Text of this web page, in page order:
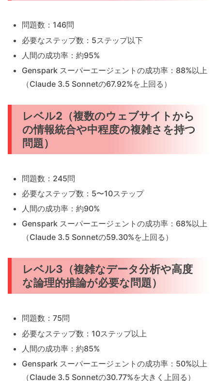
問題数：146問
必要なステップ数：5ステップ以下
人間の成功率：約95%
Genspark スーパーエージェントの成功率：88%以上
（Claude 3.5 Sonnetの67.92%を上回る）
レベル2（複数のウェブサイトから
の情報統合や中程度の複雑さを持つ
問題）
問題数：245問
必要なステップ数：5〜10ステップ
人間の成功率：約90%
Genspark スーパーエージェントの成功率：68%以上
（Claude 3.5 Sonnetの59.30%を上回る）
レベル3（複雑なデータ分析や高度
な論理的推論が必要な問題）
問題数：75問
必要なステップ数：10ステップ以上
人間の成功率：約85%
Genspark スーパーエージェントの成功率：50%以上
（Claude 3.5 Sonnetの30.77%を大きく上回る）